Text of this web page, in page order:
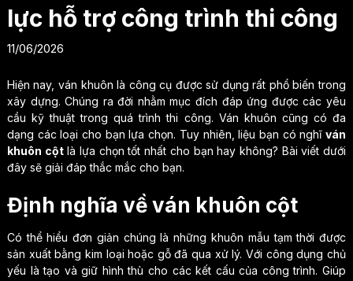
lực hỗ trợ công trình thi công
11/06/2026
Hiện nay, ván khuôn là công cụ được sử dụng rất phổ biến trong
xây dựng. Chúng ra đời nhằm mục đích đáp ứng được các yêu
cầu kỹ thuật trong quá trình thi công. Ván khuôn cũng có đa
dạng các loại cho bạn lựa chọn. Tuy nhiên, liệu bạn có nghĩván
khuôn cộtlà lựa chọn tốt nhất cho bạn hay không? Bài viết dưới
đây sẽ giải đáp thắc mắc cho bạn.
Định nghĩa về ván khuôn cột
Có thể hiểu đơn giản chúng là những khuôn mẫu tạm thời được
sản xuất bằng kim loại hoặc gỗ đã qua xử lý. Với công dụng chủ
yếu là tạo và giữ hình thù cho các kết cấu của công trình. Giúp